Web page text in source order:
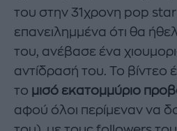
του στην 31χρονη pop
επανειλημμένα ότι θα
του, ανέβασε ένα
αντίδρασή του. Το βίντεο
το μισό εκατομμύριο
αφού όλοι περίμεναν να